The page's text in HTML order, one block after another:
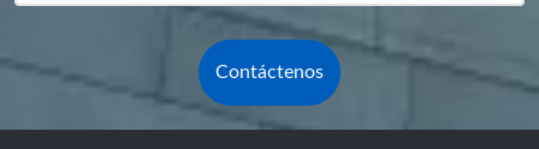
Contáctenos